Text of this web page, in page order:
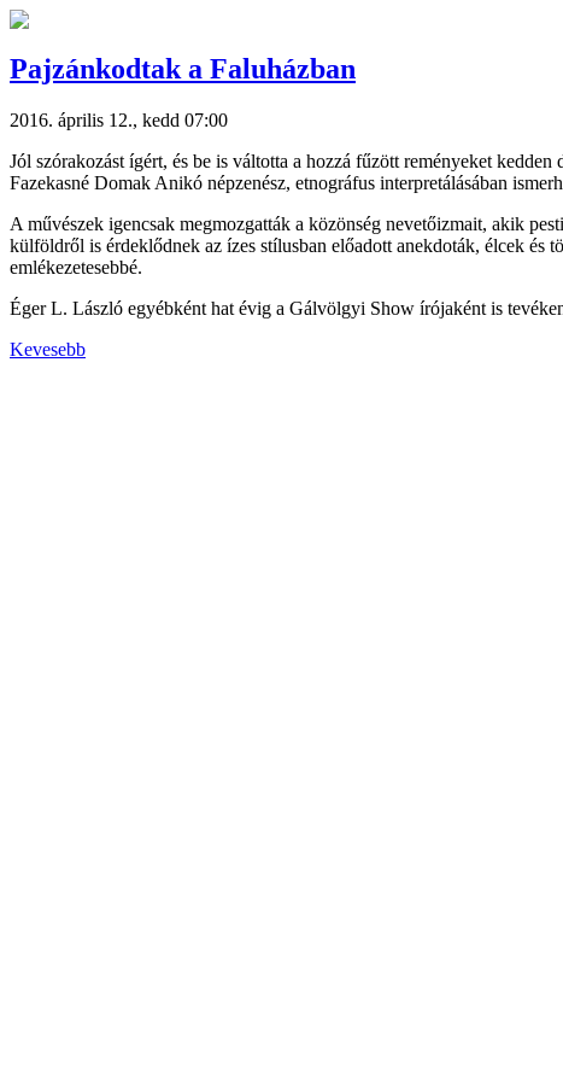
Pajzánkodtak a Faluházban
2016. április 12., kedd 07:00
Jól szórakozást ígért, és be is váltotta a hozzá fűzött reményeket
Fazekasné Domak Anikó népzenész, etnográfus interpretálásában
A művészek igencsak megmozgatták a közönség nevetőizmait, akik
külföldről is érdeklődnek az ízes stílusban előadott anekdoták, élcek
emlékezetesebbé.
Éger L. László egyébként hat évig a Gálvölgyi Show írójaként is
Kevesebb